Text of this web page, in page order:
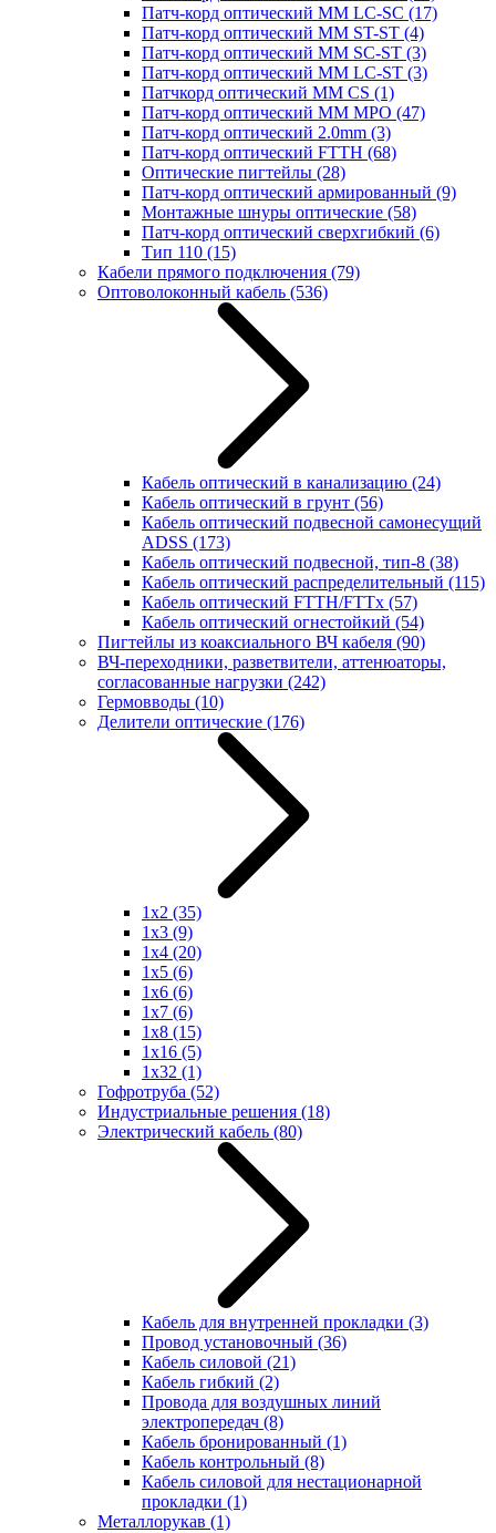
Патч-корд оптический MM LC-SC (17)
Патч-корд оптический MM ST-ST (4)
Патч-корд оптический MM SC-ST (3)
Патч-корд оптический MM LC-ST (3)
Патчкорд оптический MM CS (1)
Патч-корд оптический MM MPO (47)
Патч-корд оптический 2.0mm (3)
Патч-корд оптический FTTH (68)
Оптические пигтейлы (28)
Патч-корд оптический армированный (9)
Монтажные шнуры оптические (58)
Патч-корд оптический сверхгибкий (6)
Тип 110 (15)
Кабели прямого подключения (79)
Оптоволоконный кабель (536)
Кабель оптический в канализацию (24)
Кабель оптический в грунт (56)
Кабель оптический подвесной самонесущий
ADSS (173)
Кабель оптический подвесной, тип-8 (38)
Кабель оптический распределительный (115)
Кабель оптический FTTH/FTTx (57)
Кабель оптический огнестойкий (54)
Пигтейлы из коаксиального ВЧ кабеля (90)
ВЧ-переходники, разветвители, аттенюаторы,
согласованные нагрузки (242)
Гермовводы (10)
Делители оптические (176)
1x2 (35)
1x3 (9)
1x4 (20)
1x5 (6)
1x6 (6)
1x7 (6)
1x8 (15)
1x16 (5)
1x32 (1)
Гофротруба (52)
Индустриальные решения (18)
Электрический кабель (80)
Кабель для внутренней прокладки (3)
Провод установочный (36)
Кабель силовой (21)
Кабель гибкий (2)
Провода для воздушных линий
электропередач (8)
Кабель бронированный (1)
Кабель контрольный (8)
Кабель силовой для нестационарной
прокладки (1)
Металлорукав (1)